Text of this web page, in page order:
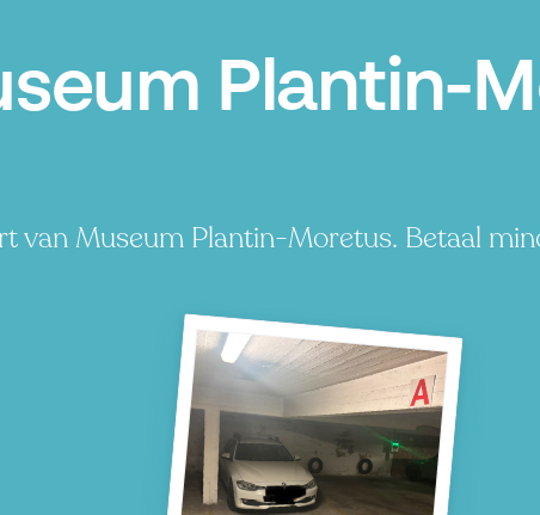
Plantin-
van Museum Plantin-Moretus. Betaal